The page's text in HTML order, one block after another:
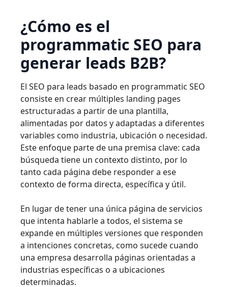
¿Cómo es el
programmatic SEO para
generar leads B2B?
El SEO para leads basado en programmatic SEO
consiste en crear múltiples landing pages
estructuradas a partir de una plantilla,
alimentadas por datos y adaptadas a diferentes
variables como industria, ubicación o necesidad.
Este enfoque parte de una premisa clave: cada
búsqueda tiene un contexto distinto, por lo
tanto cada página debe responder a ese
contexto de forma directa, específica y útil.
En lugar de tener una única página de servicios
que intenta hablarle a todos, el sistema se
expande en múltiples versiones que responden
a intenciones concretas, como sucede cuando
una empresa desarrolla páginas orientadas a
industrias específicas o a ubicaciones
determinadas.